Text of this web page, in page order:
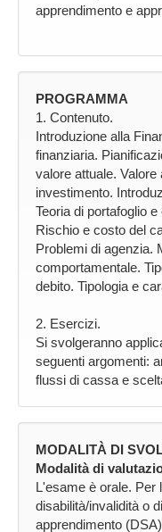
apprendimento e
PROGRAMMA
1. Contenuto.
Introduzione alla
finanziaria.
valore attuale. Valore
investimento.
Teoria di portafoglio
Rischio e costo del
Problemi di agenzia.
comportamentale.
debito. Tipologia e
2. Esercizi.
Si svolgeranno
seguenti argomenti:
flussi di cassa e
MODALITÀ DI
Modalità di
L'esame è orale. Per
disabilità/invalidità o
apprendimento